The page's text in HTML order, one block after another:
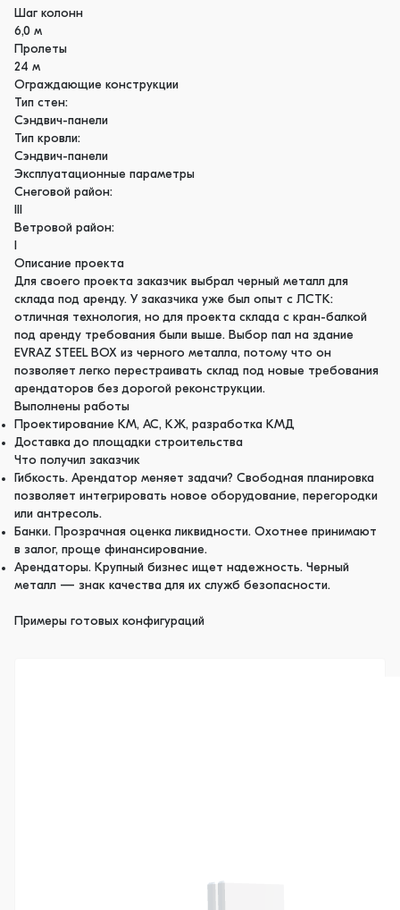
Шаг колонн
6,0 м
Пролеты
24 м
Ограждающие конструкции
Тип стен:
Сэндвич-панели
Тип кровли:
Сэндвич-панели
Эксплуатационные параметры
Снеговой район:
III
Ветровой район:
I
Описание проекта
Для своего проекта заказчик выбрал черный металл для
склада под аренду. У заказчика уже был опыт с ЛСТК:
отличная технология, но для проекта склада с кран-балкой
под аренду требования были выше. Выбор пал на здание
EVRAZ STEEL BOX из черного металла, потому что он
позволяет легко перестраивать склад под новые требования
арендаторов без дорогой реконструкции.
Выполнены работы
Проектирование КМ, АС, КЖ, разработка КМД
Доставка до площадки строительства
Что получил заказчик
Гибкость. Арендатор меняет задачи? Свободная планировка
позволяет интегрировать новое оборудование, перегородки
или антресоль.
Банки. Прозрачная оценка ликвидности. Охотнее принимают
в залог, проще финансирование.
Арендаторы. Крупный бизнес ищет надежность. Черный
металл — знак качества для их служб безопасности.
Примеры готовых конфигураций